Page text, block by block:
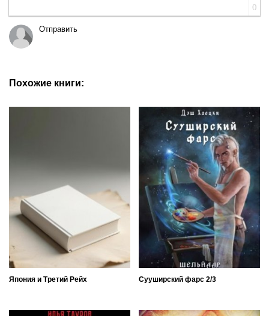
0
Отправить
Похожие книги:
Япония и Третий Рейх Сууширский фарс 2/3